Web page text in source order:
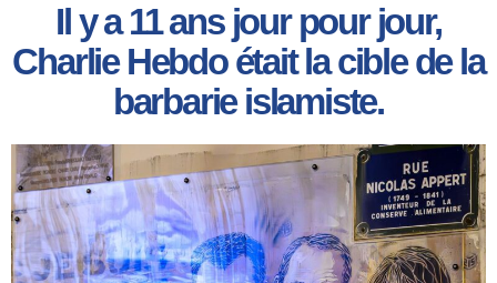
Il y a 11 ans jour pour jour,
Charlie Hebdo était la cible de la
barbarie islamiste.